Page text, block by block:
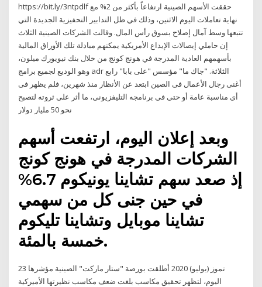
https://bit.ly/3ntpdlf حققت الأسهم الصينية ارتفاعاً بأكثر من 2% مع
نهاية تعاملات اليوم الاثنين، وذلك في ظل التدابير التحفيزية الجديدة التي
تتبعها وسط آمال إصلاح بسوق رأس المال. وقالت الشركات الصينية الثلاث
إن حاملي إيصالات الإيداع الأمريكية يمكنهم مبادلة تلك الأوراق المالية
بأسهمهم العادية المدرجة في هونج كونج من خلال بنك نيويورك ميلون،
وهو الوديع لجميع برامج adr الثلاثة. "جاك ما" مؤسس "على بابا" رابع
أغنى رجال الأعمال فى الصين ابتعد عن الأنظار منذ شهرين، فلم يظهر فى
أى مناسبة عامة أو حتى فى برنامجه التليفزيونى، ما أثر على ثروته لتصبح
نحو 50 مليار دولار
وبعد إعلان اليوم، ارتفعت أسهم
الشركات المدرجة في هونج كونج
إذ صعد سهم تشاينا يونيكوم 6.7%
في حين جنى كل من سهمي
تشاينا موبايل وتشاينا تليكوم
خمسة بالمئة.
23 تموز (يوليو) 2020 أطلقت بورصة "ستار ماركت" الصينية مؤشرها
اليوم، لتظهر تحقيق مكاسب بلغت ضعف مكاسب نظيرتها الأميركية